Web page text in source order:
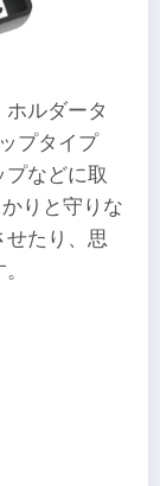
ルダータ
プタイプ
などに取
りと守りな
せたり、思